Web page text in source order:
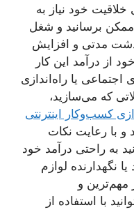
خود نیاز به
ممکن برسانید و شغل
مدتی و افزایش
از درآمد این کار
یا راه‌اندازی
که می‌سازید،
کسب‌وکار اینترنتی
با رعایت نکات
به راحتی درآمد خود
نگهدارنده لوازم
مهم‌ترین و
با استفاده از